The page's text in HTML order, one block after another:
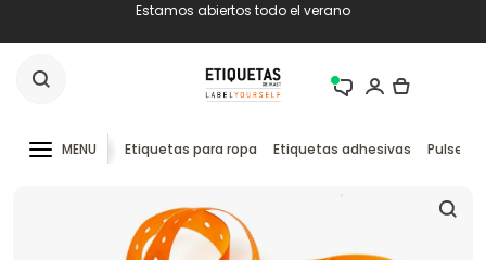
Estamos abiertos todo el verano
MENU Etiquetas para ropa Etiquetas adhesivas